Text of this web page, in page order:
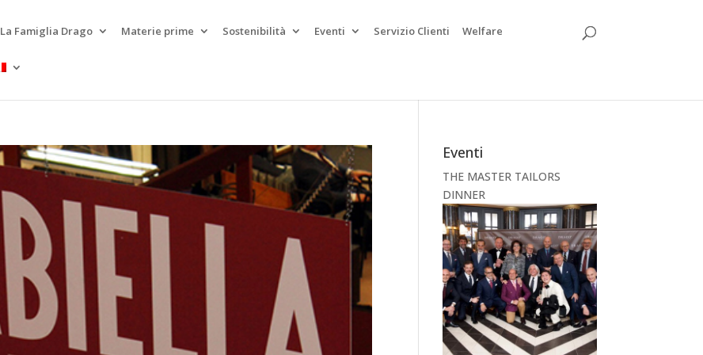
La Famiglia Drago Materie prime Sostenibilità Eventi Servizio Clienti Welfare
Eventi
THE MASTER TAILORS
DINNER